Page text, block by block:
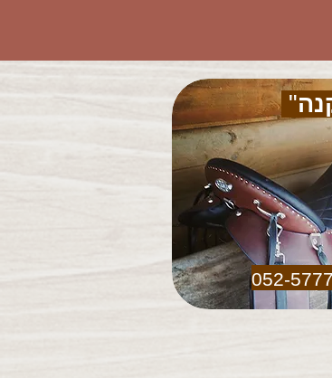
"
052-